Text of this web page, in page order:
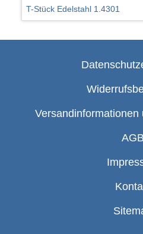
T-Stück Edelstahl 1.4301
Versandinformationen
AGB